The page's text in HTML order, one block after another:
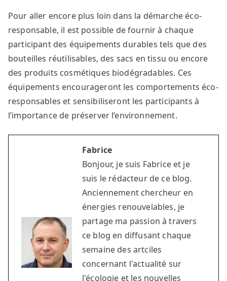
Pour aller encore plus loin dans la démarche éco-
responsable, il est possible de fournir à chaque
participant des équipements durables tels que des
bouteilles réutilisables, des sacs en tissu ou encore
des produits cosmétiques biodégradables. Ces
équipements encourageront les comportements éco-
responsables et sensibiliseront les participants à
l’importance de préserver l’environnement.
Fabrice
Bonjour, je suis Fabrice et je
suis le rédacteur de ce blog.
Anciennement chercheur en
énergies renouvelables, je
partage ma passion à travers
ce blog en diffusant chaque
semaine des artciles
concernant l'actualité sur
l'écologie et les nouvelles